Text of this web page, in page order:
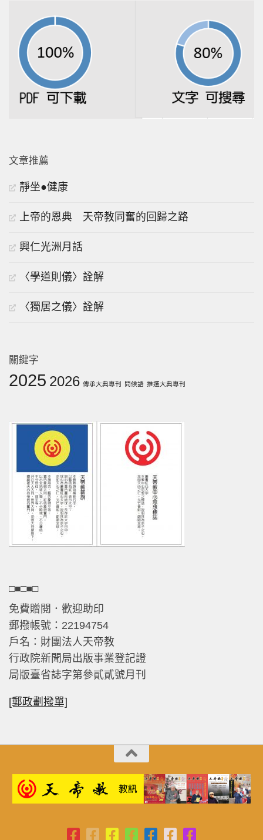
文章推薦
靜坐●健康
上帝的恩典 天帝教同奮的回歸之路
興仁光洲月話
〈學道則儀〉詮解
〈獨居之儀〉詮解
關鍵字
2025 2026 傳承大典專刊 問候語 推選大典專刊
□■□■□
免費贈閱．歡迎助印
郵撥帳號：22194754
戶名：財團法人天帝教
行政院新聞局出版事業登記證
局版臺省誌字第參貳貳號月刊
[郵政劃撥單]